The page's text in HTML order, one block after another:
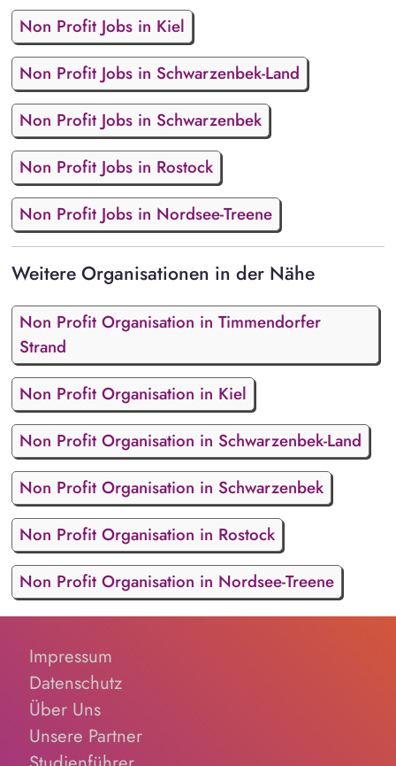
Non Profit Jobs in Kiel
Non Profit Jobs in Schwarzenbek-Land
Non Profit Jobs in Schwarzenbek
Non Profit Jobs in Rostock
Non Profit Jobs in Nordsee-Treene
Weitere Organisationen in der Nähe
Non Profit Organisation in Timmendorfer
Strand
Non Profit Organisation in Kiel
Non Profit Organisation in Schwarzenbek-Land
Non Profit Organisation in Schwarzenbek
Non Profit Organisation in Rostock
Non Profit Organisation in Nordsee-Treene
Impressum
Datenschutz
Über Uns
Unsere Partner